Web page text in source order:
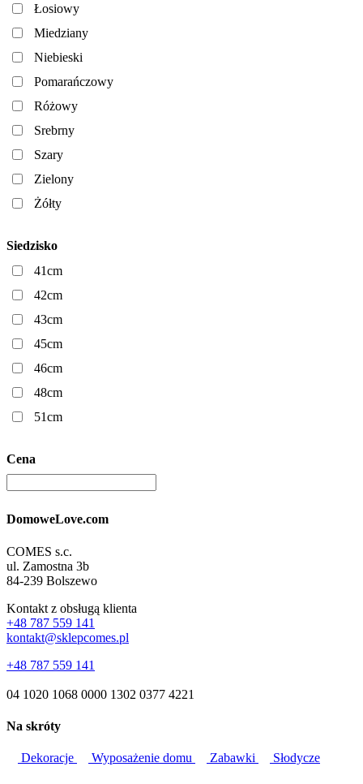
Łosiowy
Miedziany
Niebieski
Pomarańczowy
Różowy
Srebrny
Szary
Zielony
Żółty
Siedzisko
41cm
42cm
43cm
45cm
46cm
48cm
51cm
Cena
DomoweLove.com
COMES s.c.
ul. Zamostna 3b
84-239 Bolszewo
Kontakt z obsługą klienta
+48 787 559 141
kontakt@sklepcomes.pl
+48 787 559 141
04 1020 1068 0000 1302 0377 4221
Na skróty
Dekoracje Wyposażenie domu Zabawki Słodycze